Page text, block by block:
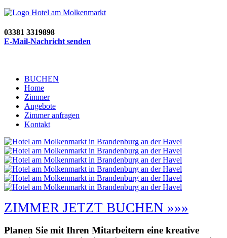
03381 3319898
E-Mail-Nachricht senden
BUCHEN
Home
Zimmer
Angebote
Zimmer anfragen
Kontakt
ZIMMER JETZT BUCHEN »»»
Planen Sie mit Ihren Mitarbeitern eine kreative